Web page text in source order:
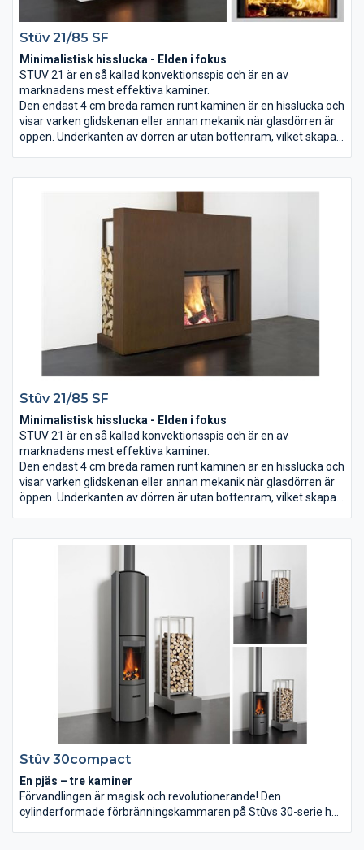
Stûv 21/85 SF
Minimalistisk hisslucka - Elden i fokus
STUV 21 är en så kallad konvektionsspis och är en av
marknadens mest effektiva kaminer.
Den endast 4 cm breda ramen runt kaminen är en hisslucka och
visar varken glidskenan eller annan mekanik när glasdörren är
öppen. Underkanten av dörren är utan bottenram, vilket skapar
Stûv 21/85 SF
Minimalistisk hisslucka - Elden i fokus
STUV 21 är en så kallad konvektionsspis och är en av
marknadens mest effektiva kaminer.
Den endast 4 cm breda ramen runt kaminen är en hisslucka och
visar varken glidskenan eller annan mekanik när glasdörren är
öppen. Underkanten av dörren är utan bottenram, vilket skapar
ljudlöst och göms i väggkonstruktionen. I öppet läge fungerar
Stûv 30compact
En pjäs – tre kaminer
Förvandlingen är magisk och revolutionerande! Den
cylinderformade förbränningskammaren på Stûvs 30-serie har